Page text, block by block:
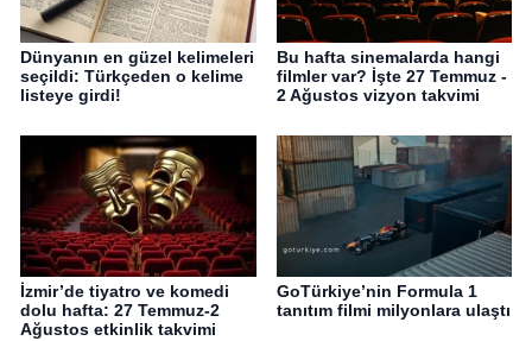
Dünyanın en güzel kelimeleri
seçildi: Türkçeden o kelime
listeye girdi!
Bu hafta sinemalarda hangi
filmler var? İşte 27 Temmuz -
2 Ağustos vizyon takvimi
İzmir’de tiyatro ve komedi
dolu hafta: 27 Temmuz-2
Ağustos etkinlik takvimi
GoTürkiye’nin Formula 1
tanıtım filmi milyonlara ulaştı